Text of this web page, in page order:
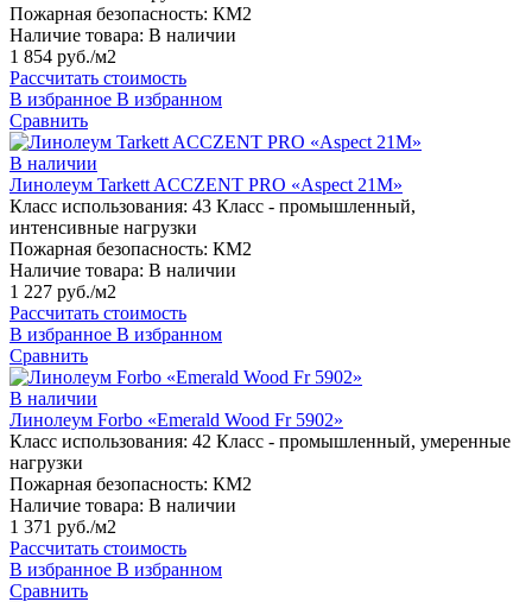
Пожарная безопасность: КМ2
Наличие товара: В наличии
1 854 руб./м2
Рассчитать стоимость
В избранное В избранном
Сравнить
В наличии
Линолеум Tarkett ACCZENT PRO «Aspect 21M»
Класс использования: 43 Класс - промышленный,
интенсивные нагрузки
Пожарная безопасность: КМ2
Наличие товара: В наличии
1 227 руб./м2
Рассчитать стоимость
В избранное В избранном
Сравнить
В наличии
Линолеум Forbo «Emerald Wood Fr 5902»
Класс использования: 42 Класс - промышленный, умеренные
нагрузки
Пожарная безопасность: КМ2
Наличие товара: В наличии
1 371 руб./м2
Рассчитать стоимость
В избранное В избранном
Сравнить